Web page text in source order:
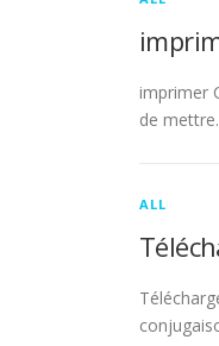
imprimer
de
ALL